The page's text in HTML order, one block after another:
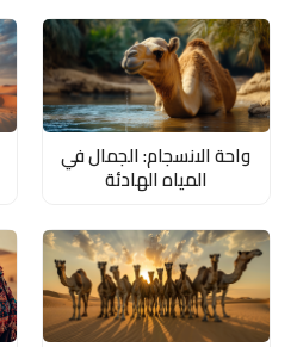
واحة الانسجام: الجمال في
المياه الهادئة